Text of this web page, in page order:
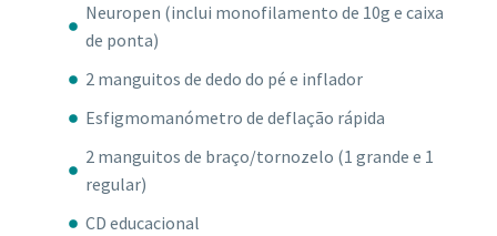
Neuropen (inclui monofilamento de 10g e caixa
de ponta)
2 manguitos de dedo do pé e inflador
Esfigmomanómetro de deflação rápida
2 manguitos de braço/tornozelo (1 grande e 1
regular)
CD educacional